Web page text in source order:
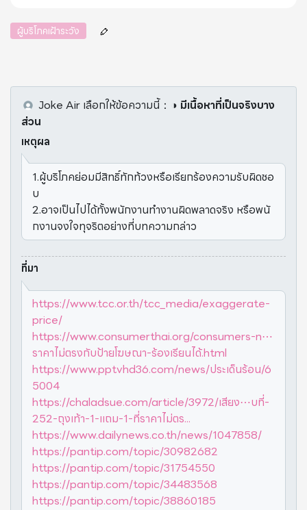
ผู้บริโภคเฝ้าระวัง
Joke Air เลือกให้ข้อความนี้： ◑ มีเนื้อหาที่เป็นจริงบาง
ส่วน
เหตุผล
1.ผู้บริโภคย่อมมีสิทธิ์ทักท้วงหรือเรียกร้องความรับผิดชอ
บ
2.อาจเป็นไปได้ทั้งพนักงานทำงานผิดพลาดจริง หรือพนั
กงานจงใจทุจริตอย่างที่บทความกล่าว
ที่มา
https://www.tcc.or.th/tcc_media/exaggerate-
price/
https://www.consumerthai.org/consumers-n⋯
ราคาไม่ตรงกับป้ายโฆษณา-ร้องเรียนได้.html
https://www.pptvhd36.com/news/ประเด็นร้อน/6
5004
https://chaladsue.com/article/3972/เสียง⋯บที่-
252-ถุงเท้า-1-แถม-1-ที่ราคาไม่ตร...
https://www.dailynews.co.th/news/1047858/
https://pantip.com/topic/30982682
https://pantip.com/topic/31754550
https://pantip.com/topic/34483568
https://pantip.com/topic/38860185